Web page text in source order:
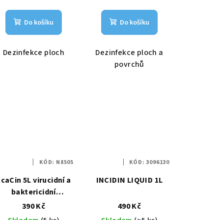
Do košíku
Dezinfekce ploch
Do košíku
Dezinfekce ploch a
povrchů
5L virucidní a
baktericidní
dezinfekce povrchů
390 Kč
KÓD: N8505
INCIDIN LIQUID 1L
490 Kč
KÓD:3096130